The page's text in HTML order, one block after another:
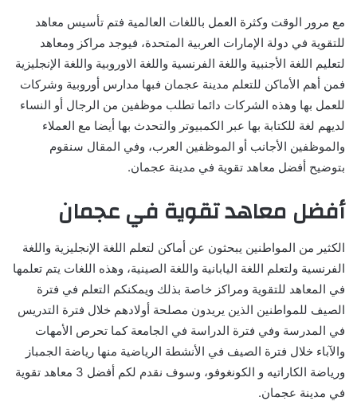
مع مرور الوقت وكثرة العمل باللغات العالمية فتم تأسيس معاهد
للتقوية في دولة الإمارات العربية المتحدة، فيوجد مراكز ومعاهد
لتعليم اللغة الأجنبية واللغة الفرنسية واللغة الاوروبية واللغة الإنجليزية
فمن أهم الأماكن للتعلم مدينة عجمان فبها مدارس أوروبية وشركات
للعمل بها وهذه الشركات دائما تطلب موظفين من الرجال أو النساء
لديهم لغة للكتابة بها عبر الكمبيوتر والتحدث بها أيضا مع العملاء
والموظفين الأجانب أو الموظفين العرب، وفي المقال سنقوم
بتوضيح أفضل معاهد تقوية في مدينة عجمان.
أفضل معاهد تقوية في عجمان
الكثير من المواطنين يبحثون عن أماكن لتعلم اللغة الإنجليزية واللغة
الفرنسية ولتعلم اللغة اليابانية واللغة الصينية، وهذه اللغات يتم تعلمها
في المعاهد للتقوية ومراكز خاصة بذلك ويمكنكم التعلم في فترة
الصيف للمواطنين الذين يريدون مصلحة أولادهم خلال فترة التدريس
في المدرسة وفي فترة الدراسة في الجامعة كما تحرص الأمهات
والآباء خلال فترة الصيف في الأنشطة الرياضية منها رياضة الجمباز
ورياضة الكاراتيه و الكونغوفو، وسوف نقدم لكم أفضل 3 معاهد تقوية
في مدينة عجمان.